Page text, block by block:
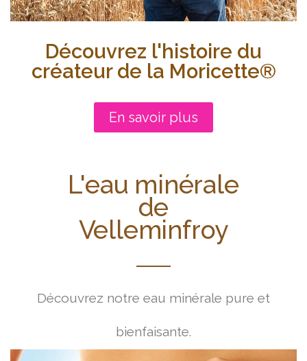
Découvrez l'histoire du
créateur de la Moricette®
En savoir plus
L'eau minérale
de
Velleminfroy
Découvrez notre eau minérale pure et
bienfaisante.